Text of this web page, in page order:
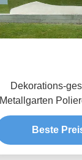
Dekorations-
Metallgarten
Beste